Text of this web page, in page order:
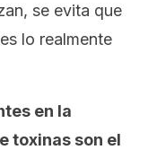
se evita que
lo realmente
en la
toxinas son el